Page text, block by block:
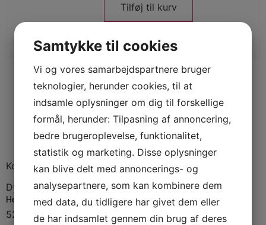
Tilføj til kurv
Kontakt
Dyrskuepladsen
Hedebæksgyden 33
5250 Odense
Samtykke til cookies
Vi og vores samarbejdspartnere bruger
teknologier, herunder cookies, til at
indsamle oplysninger om dig til forskellige
formål, herunder: Tilpasning af annoncering,
bedre brugeroplevelse, funktionalitet,
statistik og marketing. Disse oplysninger
kan blive delt med annoncerings- og
analysepartnere, som kan kombinere dem
med data, du tidligere har givet dem eller
de har indsamlet gennem din brug af deres